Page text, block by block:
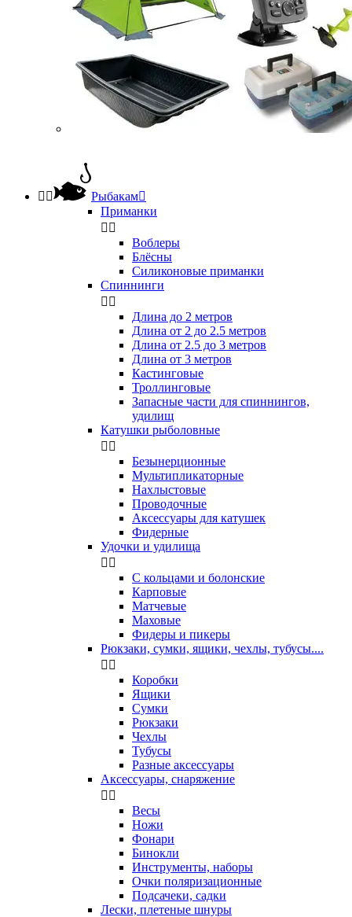
  Рыбакам
Приманки
 
Воблеры
Блёсны
Силиконовые приманки
Спиннинги
 
Длина до 2 метров
Длина от 2 до 2.5 метров
Длина от 2.5 до 3 метров
Длина от 3 метров
Кастинговые
Троллинговые
Запасные части для спиннингов,
удилищ
Катушки рыболовные
 
Безынерционные
Мультипликаторные
Нахлыстовые
Проводочные
Аксессуары для катушек
Фидерные
Удочки и удилища
 
С кольцами и болонские
Карповые
Матчевые
Маховые
Фидеры и пикеры
Рюкзаки, сумки, ящики, чехлы, тубусы....
 
Коробки
Ящики
Сумки
Рюкзаки
Чехлы
Тубусы
Разные аксессуары
Аксессуары, снаряжение
 
Весы
Ножи
Фонари
Бинокли
Инструменты, наборы
Очки поляризационные
Подсачеки, садки
Лески, плетеные шнуры